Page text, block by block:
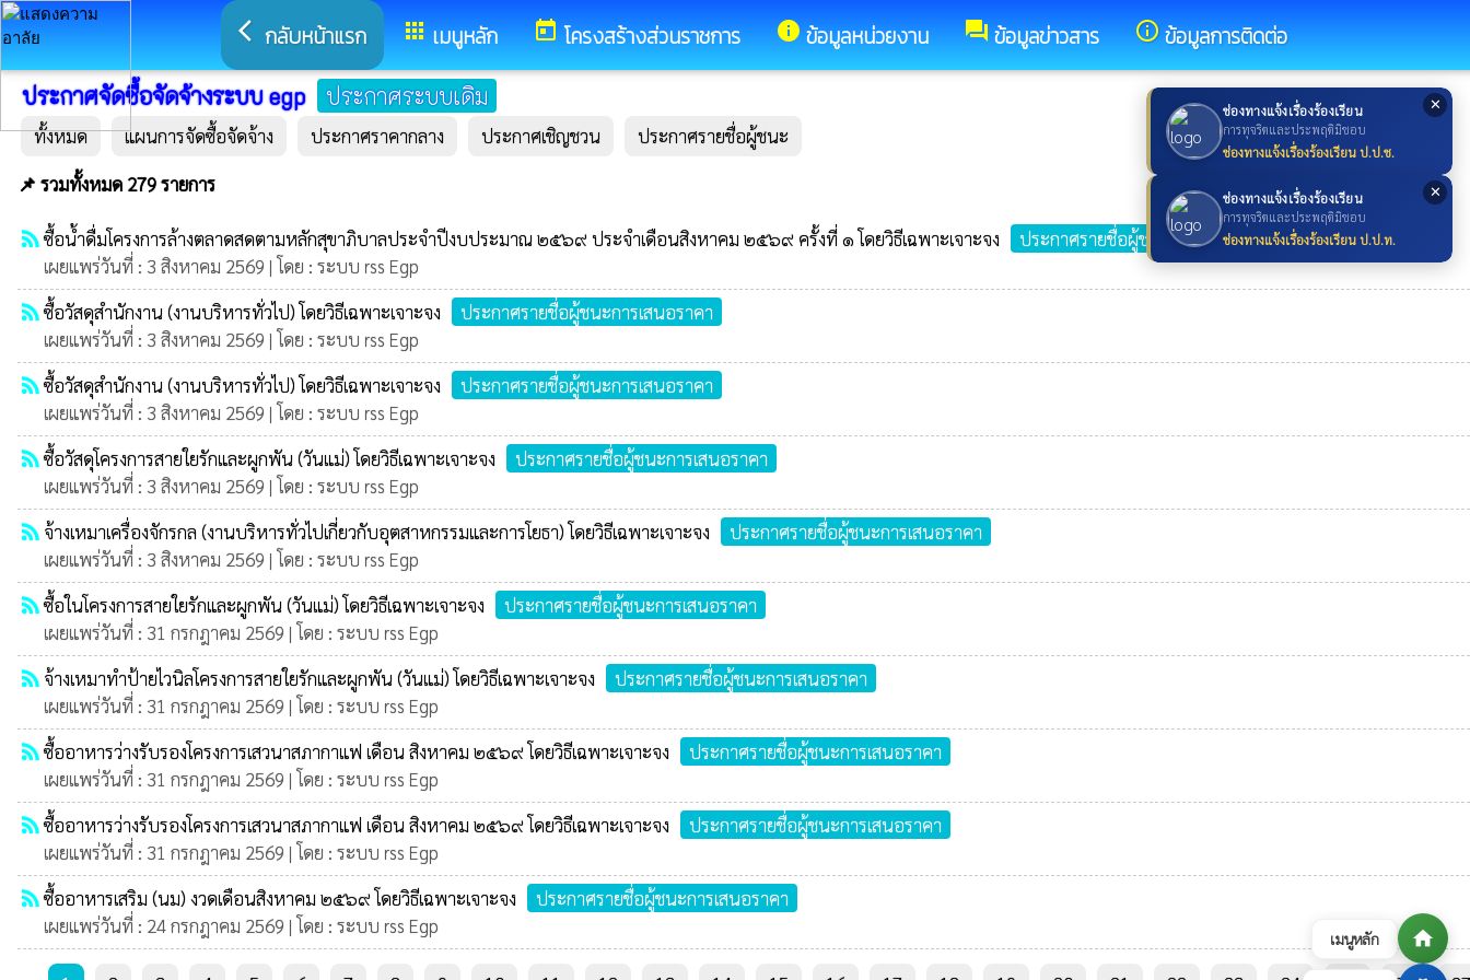
เมนูหลัก home
✕
ช่องทางแจ้งเรื่องร้องเรียน
การทุจริตและประพฤติมิชอบ
ช่องทางแจ้งเรื่องร้องเรียน ป.ป.ช.
✕
ช่องทางแจ้งเรื่องร้องเรียน
การทุจริตและประพฤติมิชอบ
ช่องทางแจ้งเรื่องร้องเรียน ป.ป.ท.
arrow_back_ios กลับหน้าแรก appsเมนูหลัก todayโครงสร้างส่วนราชการ infoข้อมูลหน่วยงาน forumข้อมูลข่าวสาร info_outlineข้อมูลการติดต่อ
ประกาศจัดซื้อจัดจ้างระบบ egp ประกาศระบบเดิม
ทั้งหมด แผนการจัดซื้อจัดจ้าง ประกาศราคากลาง ประกาศเชิญชวน
ประกาศรายชื่อผู้ชนะ
📌 รวมทั้งหมด 279 รายการ
rss_feedซื้อน้ำดื่มโครงการล้างตลาดสดตามหลักสุขาภิบาลประจำปีงบประมาณ ๒๕๖๙ ประจำเดือนสิงหาคม ๒๕๖๙ ครั้งที่ ๑ โดยวิธีเฉพาะเจาะจง
ประกาศรายชื่อผู้ชนะการเสนอราคา
เผยแพร่วันที่ : 3 สิงหาคม 2569 | โดย : ระบบ rss Egp
rss_feedซื้อวัสดุสำนักงาน (งานบริหารทั่วไป) โดยวิธีเฉพาะเจาะจง
ประกาศรายชื่อผู้ชนะการเสนอราคา
เผยแพร่วันที่ : 3 สิงหาคม 2569 | โดย : ระบบ rss Egp
rss_feedซื้อวัสดุสำนักงาน (งานบริหารทั่วไป) โดยวิธีเฉพาะเจาะจง
ประกาศรายชื่อผู้ชนะการเสนอราคา
เผยแพร่วันที่ : 3 สิงหาคม 2569 | โดย : ระบบ rss Egp
rss_feedซื้อวัสดุโครงการสายใยรักและผูกพัน (วันแม่) โดยวิธีเฉพาะเจาะจง
ประกาศรายชื่อผู้ชนะการเสนอราคา
เผยแพร่วันที่ : 3 สิงหาคม 2569 | โดย : ระบบ rss Egp
rss_feed จ้างเหมาเครื่องจักรกล (งานบริหารทั่วไปเกี่ยวกับอุตสาหกรรมและการโยธา) โดยวิธีเฉพาะเจาะจง
ประกาศรายชื่อผู้ชนะการเสนอราคา
เผยแพร่วันที่ : 3 สิงหาคม 2569 | โดย : ระบบ rss Egp
rss_feedซื้อในโครงการสายใยรักและผูกพัน (วันแม่) โดยวิธีเฉพาะเจาะจง
ประกาศรายชื่อผู้ชนะการเสนอราคา
เผยแพร่วันที่ : 31 กรกฎาคม 2569 | โดย : ระบบ rss Egp
rss_feed จ้างเหมาทำป้ายไวนิลโครงการสายใยรักและผูกพัน (วันแม่) โดยวิธีเฉพาะเจาะจง
ประกาศรายชื่อผู้ชนะการเสนอราคา
เผยแพร่วันที่ : 31 กรกฎาคม 2569 | โดย : ระบบ rss Egp
rss_feedซื้ออาหารว่างรับรองโครงการเสวนาสภากาแฟ เดือน สิงหาคม ๒๕๖๙ โดยวิธีเฉพาะเจาะจง
ประกาศรายชื่อผู้ชนะการเสนอราคา
เผยแพร่วันที่ : 31 กรกฎาคม 2569 | โดย : ระบบ rss Egp
rss_feedซื้ออาหารว่างรับรองโครงการเสวนาสภากาแฟ เดือน สิงหาคม ๒๕๖๙ โดยวิธีเฉพาะเจาะจง
ประกาศรายชื่อผู้ชนะการเสนอราคา
เผยแพร่วันที่ : 31 กรกฎาคม 2569 | โดย : ระบบ rss Egp
rss_feedซื้ออาหารเสริม (นม) งวดเดือนสิงหาคม ๒๕๖๙ โดยวิธีเฉพาะเจาะจง
ประกาศรายชื่อผู้ชนะการเสนอราคา
เผยแพร่วันที่ : 24 กรกฎาคม 2569 | โดย : ระบบ rss Egp